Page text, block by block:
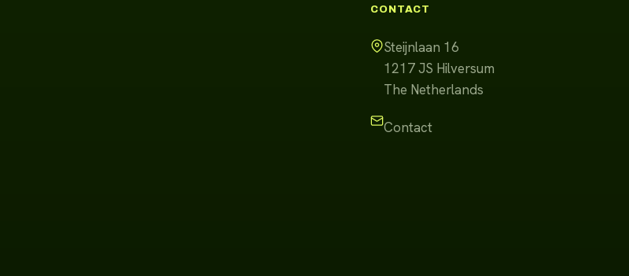
CONTACT
Steijnlaan 16
1217 JS Hilversum
The Netherlands
Contact